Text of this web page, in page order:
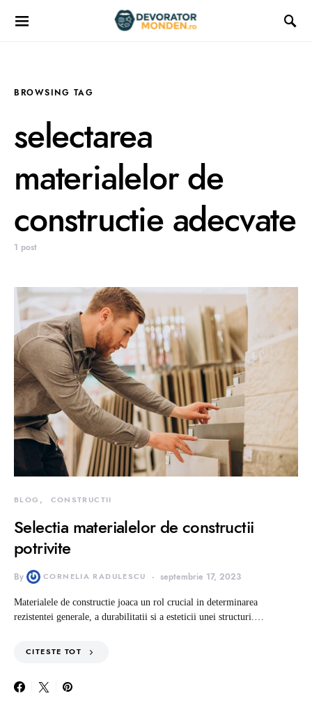
BROWSING TAG
selectarea
materialelor de
constructie adecvate
1 post
BLOG CONSTRUCTII
Selectia materialelor de constructii
potrivite
By CORNELIA RADULESCU septembrie 17, 2023
Materialele de constructie joaca un rol crucial in determinarea
rezistentei generale, a durabilitatii si a esteticii unei structuri.…
CITESTE TOT